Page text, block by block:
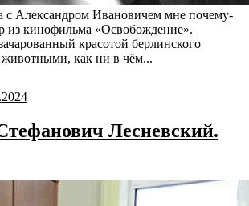
с Александром Ивановичем мне почему-
из кинофильма «Освобождение».
красотой берлинского
животными, как ни в чём...
Лесневский.